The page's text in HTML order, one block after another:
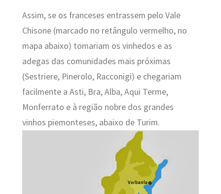
Assim,se os franceses entrassem pelo Vale
Chisone (marcado no retângulo vermelho, no
mapa abaixo) tomariam os vinhedos e as
adegas das comunidades mais próximas
(Sestriere, Pinerolo, Racconigi) e chegariam
facilmente a Asti, Bra, Alba, Aqui Terme,
Monferrato e à região nobre dos grandes
vinhos piemonteses, abaixo de Turim.